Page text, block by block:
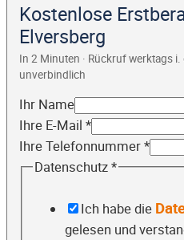
Kostenlose
Elversberg
In 2 Minuten · Rückruf werktags
unverbindlich
Ihr Name
Ihre E-Mail *
Ihre Telefonnummer*
Datenschutz*
Ich habe die
gelesen und